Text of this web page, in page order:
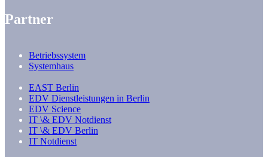
Partner
Betriebssystem
Systemhaus
EAST Berlin
EDV Dienstleistungen in Berlin
EDV Science
IT \& EDV Notdienst
IT \& EDV Berlin
IT Notdienst